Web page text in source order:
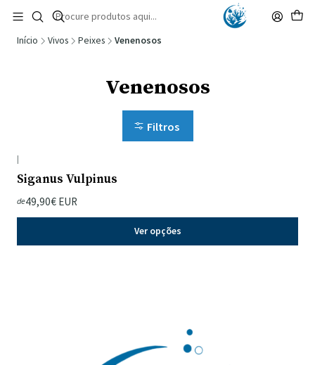
🚚 Portugal Continental: Portes Grátis desde 149,90€ (Envio extresso: 14,90€)
Ler mais
Início Vivos Peixes Venenosos
Venenosos
Filtros
|
Siganus Vulpinus
de49,90€ EUR
Ver opções